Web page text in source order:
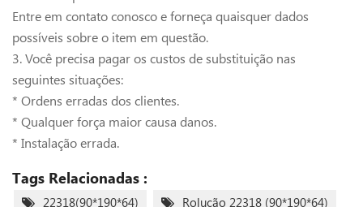
Entre em contato conosco e forneça quaisquer dados
possíveis sobre o item em questão.
3. Você precisa pagar os custos de substituição nas
seguintes situações:
* Ordens erradas dos clientes.
* Qualquer força maior causa danos.
* Instalação errada.
Tags Relacionadas :
22318(90*190*64) Rolução 22318 (90*190*64)